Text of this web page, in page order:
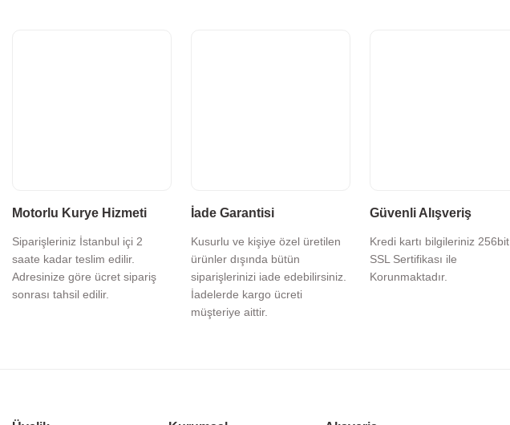
Motorlu Kurye Hizmeti
Siparişleriniz İstanbul içi 2
saate kadar teslim edilir.
Adresinize göre ücret sipariş
sonrası tahsil edilir.
İade Garantisi
Kusurlu ve kişiye özel üretilen
ürünler dışında bütün
siparişlerinizi iade edebilirsiniz.
İadelerde kargo ücreti
müşteriye aittir.
Güvenli Alışveriş
Kredi kartı bilgileriniz 256bit
SSL Sertifikası ile
Korunmaktadır.